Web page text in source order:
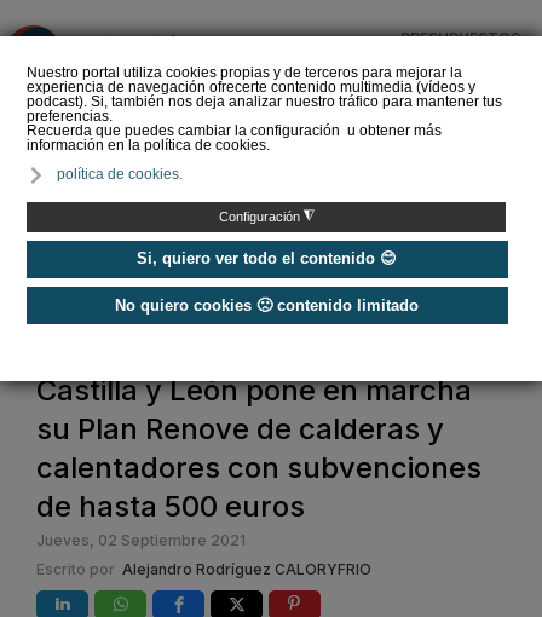
Nuestro portal utiliza cookies propias y de terceros para mejorar la
experiencia de navegación ofrecerte contenido multimedia (vídeos y
podcast). Si, también nos deja analizar nuestro tráfico para mantener tus
preferencias.
Recuerda que puedes cambiar la configuración u obtener más
información en la política de cookies.
política de cookies.
Configuración ◮
Si, quiero ver todo el contenido 😊
No quiero cookies 🙁 contenido limitado
PRESUPUESTOS
Castilla y León pone en marcha
su Plan Renove de calderas y
calentadores con subvenciones
de hasta 500 euros
Jueves, 02 Septiembre 2021
Escrito por Alejandro Rodríguez CALORYFRIO